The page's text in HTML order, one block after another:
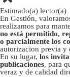
Estimado(a) lector(a)
En Gestión,
realizamos para
no está permitido,
o parcialmente los
autorizacion previa y
En su lugar, los
publicaciones, para
veraz y de calidad